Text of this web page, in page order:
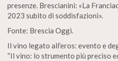
presenze. Brescianini: «La
2023 subito di soddisfazioni».
Fonte: Brescia Oggi.
Il vino legato all’eros: evento e
“Il vino: lo strumento più preciso